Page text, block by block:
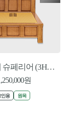
지압침대 슈페리어 (3H-1100-S)
원
인용 원목